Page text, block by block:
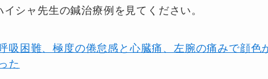
イシャ先生の鍼治療例を見てください。
吸困難、極度の倦怠感と心臓痛、左腕の痛みで顔色
た